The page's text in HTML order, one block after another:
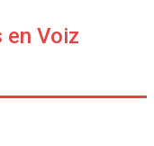
Voiz